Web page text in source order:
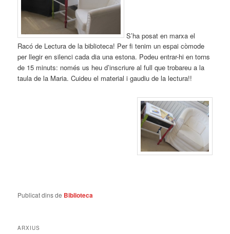
S’ha posat en marxa el
Racó de Lectura de la biblioteca! Per fi tenim un espai còmode
per llegir en silenci cada dia una estona. Podeu entrar-hi en torns
de 15 minuts: només us heu d’inscriure al full que trobareu a la
taula de la Maria. Cuideu el material i gaudiu de la lectura!!
Publicat dins de Biblioteca
ARXIUS